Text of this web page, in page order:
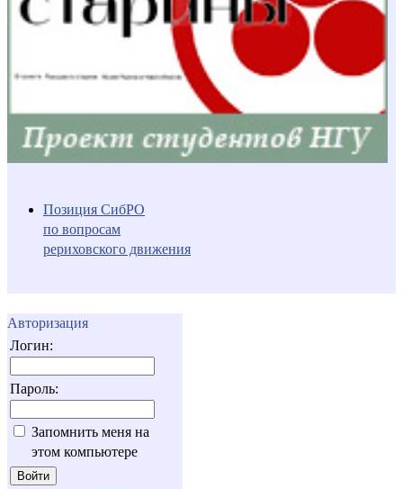
Позиция СибРО
по вопросам
рериховского движения
Авторизация
Логин:
Пароль:
Запомнить меня на
этом компьютере